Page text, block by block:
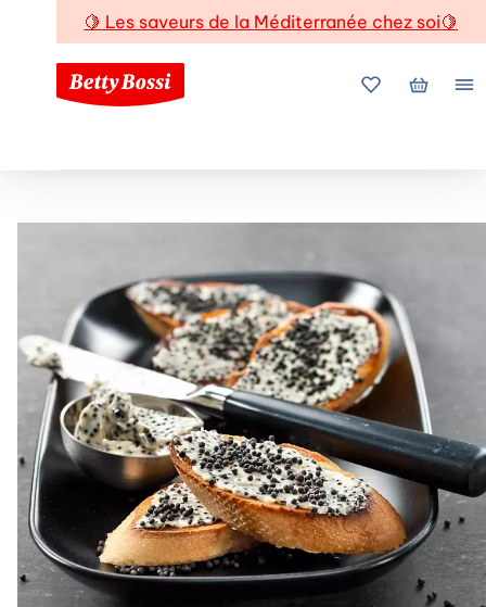
🍋 Les saveurs de la Méditerranée chez soi🍋
Mes favoris
Mon